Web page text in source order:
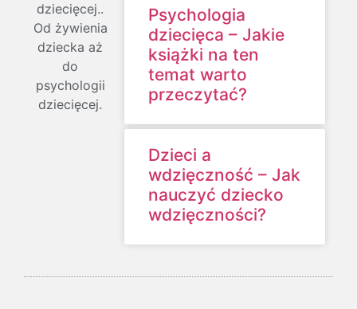
dziecięcej..
Od żywienia
dziecka aż
do
psychologii
dziecięcej.
Psychologia
dziecięca – Jakie
książki na ten
temat warto
przeczytać?
Dzieci a
wdzięczność – Jak
nauczyć dziecko
wdzięczności?